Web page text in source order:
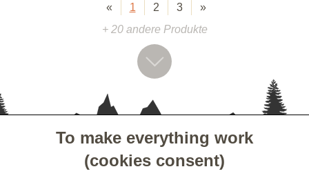
To make everything work
(cookies consent)
« 1 2 3
»
+ 20 andere Produkte